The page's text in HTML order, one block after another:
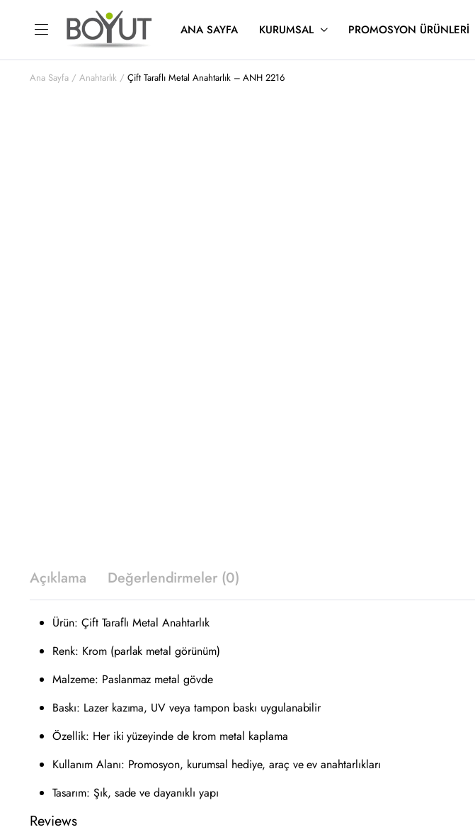
ANA SAYFA KURUMSAL PROMOSYON ÜRÜNLERI
Ana Sayfa Anahtarlık Çift Taraflı Metal Anahtarlık – ANH 2216
Açıklama Değerlendirmeler (0)
Ürün: Çift Taraflı Metal Anahtarlık
Renk: Krom (parlak metal görünüm)
Malzeme: Paslanmaz metal gövde
Baskı: Lazer kazıma, UV veya tampon baskı uygulanabilir
Özellik: Her iki yüzeyinde de krom metal kaplama
Kullanım Alanı: Promosyon, kurumsal hediye, araç ve ev anahtarlıkları
Tasarım: Şık, sade ve dayanıklı yapı
Reviews